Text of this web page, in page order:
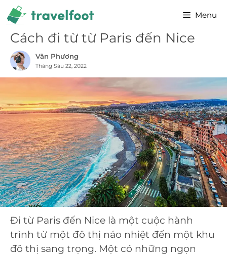
Chuyển
đến
nội
dung
Menu
Cách đi từ từ Paris đến Nice
Văn Phương
Tháng Sáu 22, 2022
Đi từ Paris đến Nice là một cuộc hành
trình từ một đô thị náo nhiệt đến một khu
đô thị sang trọng. Một có những ngọn